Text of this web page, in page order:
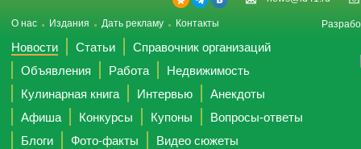
О нас Издания Дать рекламу Контакты
Новости Статьи
Справочник организаций
Объявления
Работа
Недвижимость
Кулинарная книга
Интервью
Анекдоты
Афиша
Конкурсы Купоны
Вопросы-ответы
Блоги
Фото-факты
Видео сюжеты